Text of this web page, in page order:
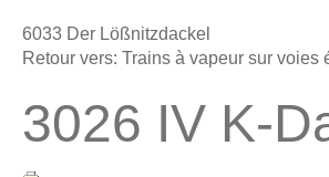
6033 Der Lößnitzdackel
Retour vers: Trains à vapeur sur voies
3026 IV K-